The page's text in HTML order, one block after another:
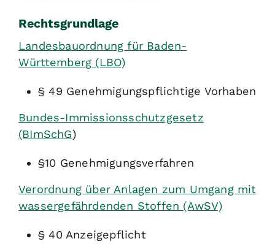
Rechtsgrundlage
Landesbauordnung für Baden-
Württemberg (LBO)
§ 49 Genehmigungspflichtige Vorhaben
Bundes-Immissionsschutzgesetz
(BImSchG)
§10 Genehmigungsverfahren
Verordnung über Anlagen zum Umgang mit
wassergefährdenden Stoffen (AwSV)
§ 40 Anzeigepflicht